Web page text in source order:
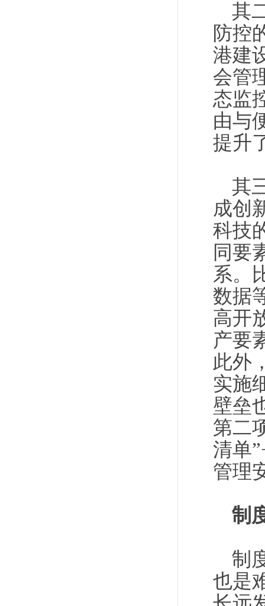
其
防控
港建
会管
态监
由与
提升
其
成创
科技
同要
系。
数据
高开
产要
此外
实施
壁垒
第二
清单
管理
制
制
也是